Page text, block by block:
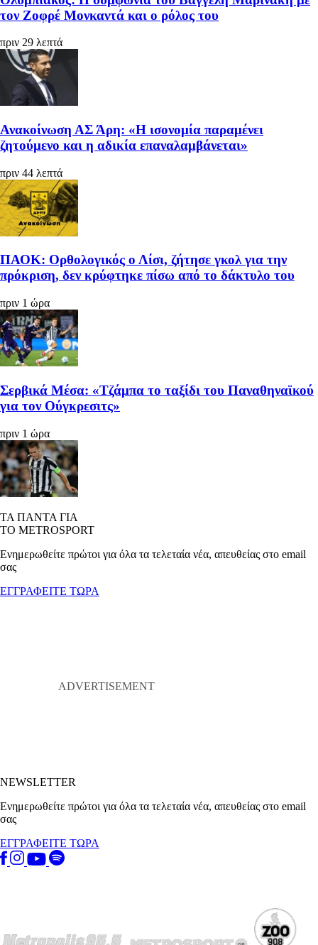
τον Ζοφρέ Μονκαντά και ο ρόλος του
πριν 29 λεπτά
Ανακοίνωση ΑΣ Άρη: «Η ισονομία παραμένει
ζητούμενο και η αδικία επαναλαμβάνεται»
πριν 44 λεπτά
ΠΑΟΚ: Ορθολογικός ο Λίσι, ζήτησε γκολ για την
πρόκριση, δεν κρύφτηκε πίσω από το δάκτυλο του
πριν 1 ώρα
Σερβικά Μέσα: «Τζάμπα το ταξίδι του Παναθηναϊκού
για τον Ούγκρεσιτς»
πριν 1 ώρα
ΤΑ ΠΑΝΤΑ ΓΙΑ
ΤΟ METROSPORT
Ενημερωθείτε πρώτοι για όλα τα τελεταία νέα, απευθείας στο email
σας
ΕΓΓΡΑΦΕΙΤΕ ΤΩΡΑ
NEWSLETTER
Ενημερωθείτε πρώτοι για όλα τα τελεταία νέα, απευθείας στο email
σας
ΕΓΓΡΑΦΕΙΤΕ ΤΩΡΑ